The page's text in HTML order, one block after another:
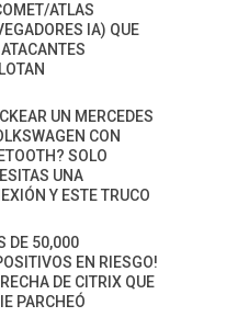
ATLAS
IA) QUE
UN MERCEDES
CON
SOLO
UNA
Y ESTE TRUCO
DE 50,000
EN RIESGO!
DE CITRIX QUE
PARCHEÓ